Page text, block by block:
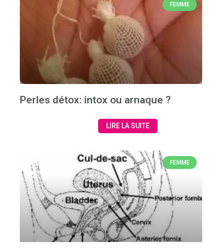
FEMME
Perles détox: intox ou arnaque ?
LIRE LA SUITE
FEMME